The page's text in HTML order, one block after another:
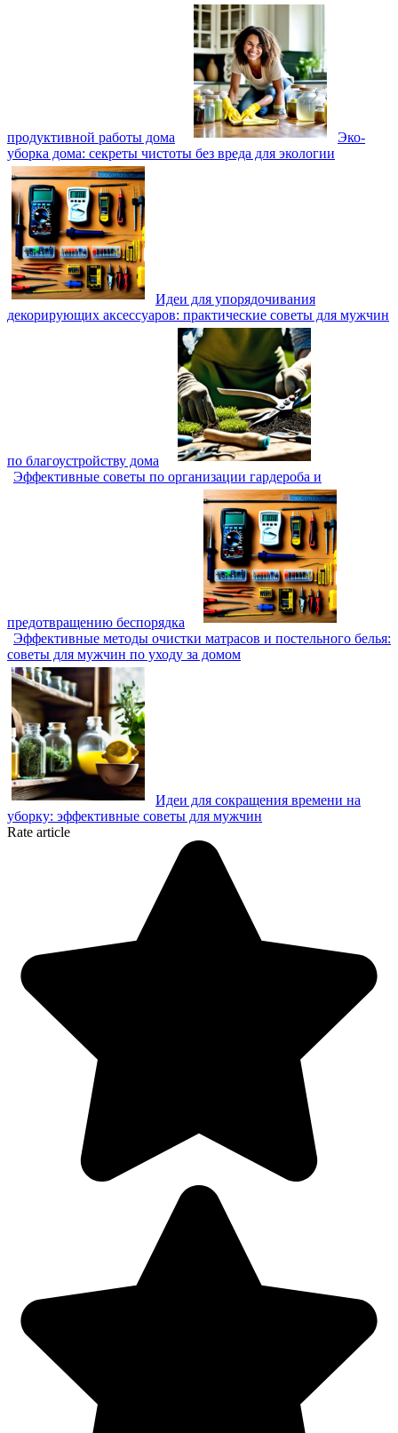
продуктивной работы дома
Эко-
уборка дома: секреты чистоты без вреда для экологии
Идеи для упорядочивания
декорирующих аксессуаров: практические советы для мужчин
по благоустройству дома
Эффективные советы по организации гардероба и
предотвращению беспорядка
Эффективные методы очистки матрасов и постельного белья:
советы для мужчин по уходу за домом
Идеи для сокращения времени на
уборку: эффективные советы для мужчин
Rate article